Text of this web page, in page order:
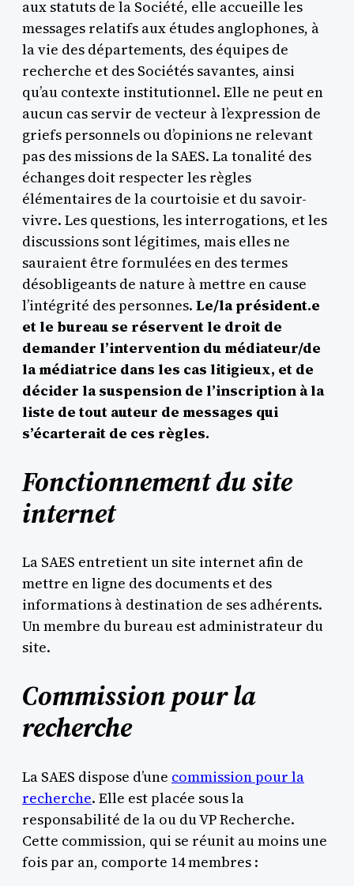
aux statuts de la Société, elle accueille les
messages relatifs aux études anglophones, à
la vie des départements, des équipes de
recherche et des Sociétés savantes, ainsi
qu’au contexte institutionnel. Elle ne peut en
aucun cas servir de vecteur à l’expression de
griefs personnels ou d’opinions ne relevant
pas des missions de la SAES. La tonalité des
échanges doit respecter les règles
élémentaires de la courtoisie et du savoir-
vivre. Les questions, les interrogations, et les
discussions sont légitimes, mais elles ne
sauraient être formulées en des termes
désobligeants de nature à mettre en cause
l’intégrité des personnes. Le/la président.e
et le bureau se réservent le droit de
demander l’intervention du médiateur/de
la médiatrice dans les cas litigieux, et de
décider la suspension de l’inscription à la
liste de tout auteur de messages qui
s’écarterait de ces règles.
Fonctionnement du site
internet
La SAES entretient un site internet afin de
mettre en ligne des documents et des
informations à destination de ses adhérents.
Un membre du bureau est administrateur du
site.
Commission pour la
recherche
La SAES dispose d’une commission pour la
recherche. Elle est placée sous la
responsabilité de la ou du VP Recherche.
Cette commission, qui se réunit au moins une
fois par an, comporte 14 membres :